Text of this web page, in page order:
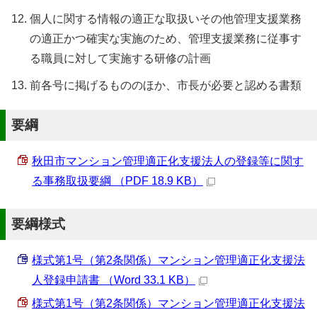
個人に関する情報の適正な取扱いその他管理支援業務
の適正かつ確実な実施のため、管理支援業務に従事す
る職員に対して実施する研修の計画
前各号に掲げるもののほか、市長が必要と認める書類
要綱
秋田市マンション管理適正化支援法人の登録等に関す
る事務取扱要綱 （PDF 18.9 KB）
要綱様式
様式第1号（第2条関係）マンション管理適正化支援法
人登録申請書 （Word 33.1 KB）
様式第1号（第2条関係）マンション管理適正化支援法